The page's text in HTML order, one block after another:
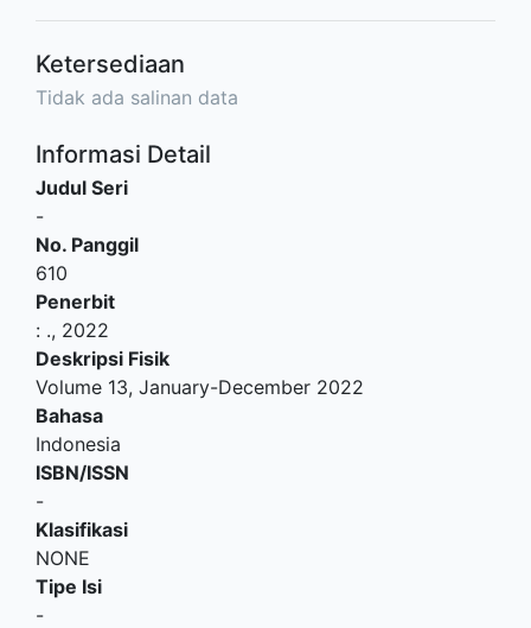
Ketersediaan
Tidak ada salinan data
Informasi Detail
Judul Seri
-
No. Panggil
610
Penerbit
: ., 2022
Deskripsi Fisik
Volume 13, January-December 2022
Bahasa
Indonesia
ISBN/ISSN
-
Klasifikasi
NONE
Tipe Isi
-